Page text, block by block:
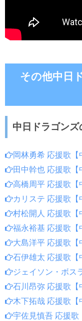
その他中日
中日ドラゴンズ
岡林勇希 応援歌【
田中幹也 応援歌【
高橋周平 応援歌【
カリステ 応援歌【
村松開人 応援歌【
福永裕基 応援歌【
大島洋平 応援歌【
石伊雄太 応援歌【
ジェイソン・ボス
石川昂弥 応援歌【
木下拓哉 応援歌【
宇佐見慎吾 応援歌